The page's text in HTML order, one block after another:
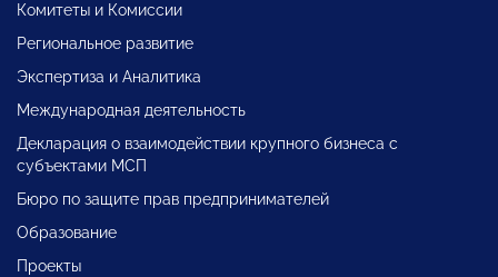
Комитеты и Комиссии
Региональное развитие
Экспертиза и Аналитика
Международная деятельность
Декларация о взаимодействии крупного бизнеса с
субъектами МСП
Бюро по защите прав предпринимателей
Образование
Проекты